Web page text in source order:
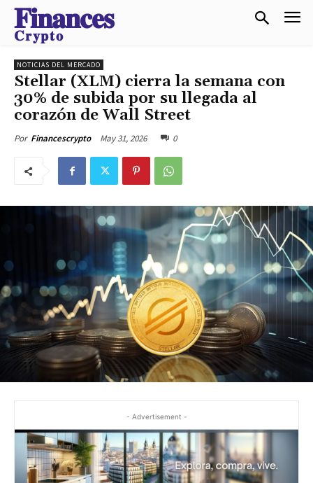
𝐅𝐢𝐧𝐚𝐧𝐜𝐞𝐬
𝐂𝐫𝐲𝐩𝐭𝐨
NOTICIAS DEL MERCADO
Stellar (XLM) cierra la semana con
30% de subida por su llegada al
corazón de Wall Street
Por Financescrypto May 31, 2026 0
- Advertisement -